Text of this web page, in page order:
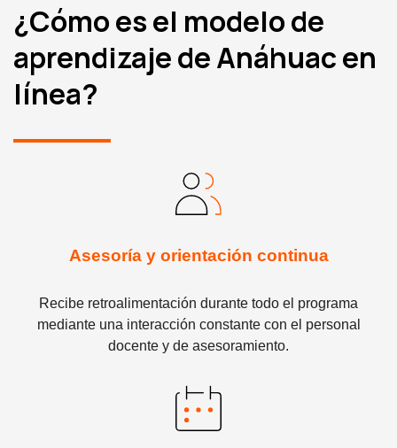
¿Cómo es el modelo de
aprendizaje de Anáhuac en
línea?
Asesoría y orientación continua
Recibe retroalimentación durante todo el programa
mediante una interacción constante con el personal
docente y de asesoramiento.